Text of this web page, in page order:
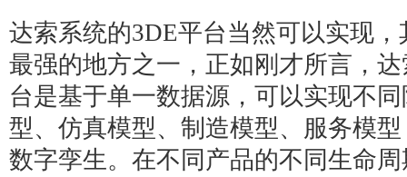
达索系统的3DE平台当然可以实现
最强的地方之一，正如刚才所言，
台是基于单一数据源，可以实现不
型、仿真模型、制造模型、服务模
数字孪生。在不同产品的不同生命